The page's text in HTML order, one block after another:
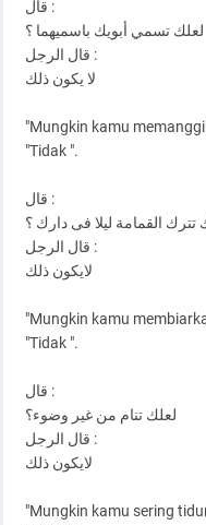
ﻗﺎﻝ :
ﻟﻌﻠﻚ ﺗﺴﻤﻲ ﺃﺑﻮﻳﻚ ﺑﺎﺳﻤﻴﻬﻤﺎ ؟
ﻗﺎﻝ ﺍﻟﺮﺟﻞ :
ﻻ ﻳﻜﻮﻥ ﺫﻟﻚ
"Mungkin kamu
"Tidak ".
ﻗﺎﻝ :
ﺗﺘﺮﻙ ﺍﻟﻘﻤﺎﻣﺔ ﻟﻴﻼ ﻓﻰ ﺩﺍﺭﻙ ؟
ﻗﺎﻝ ﺍﻟﺮﺟﻞ :
ﻻﻳﻜﻮﻥ ﺫﻟﻚ
"Mungkin kamu
"Tidak ".
ﻗﺎﻝ :
ﻟﻌﻠﻚ ﺗﻨﺎﻡ ﻣﻦ ﻏﻴﺮ ﻭﺿﻮﺀ؟
ﻗﺎﻝ ﺍﻟﺮﺟﻞ :
ﻻﻳﻜﻮﻥ ﺫﻟﻚ
"Mungkin kamu sering